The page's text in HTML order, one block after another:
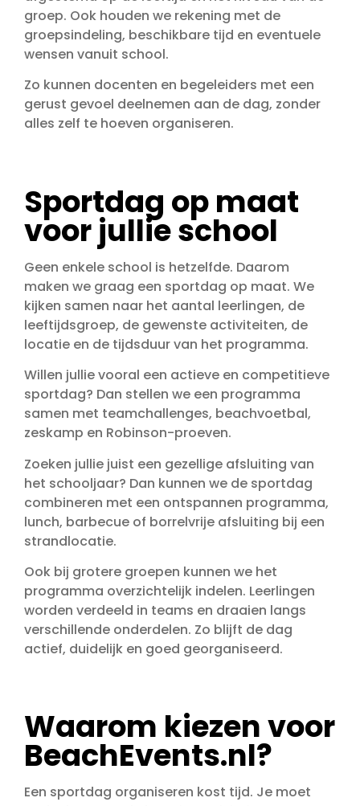
groep. Ook houden we rekening met de
groepsindeling, beschikbare tijd en eventuele
wensen vanuit school.
Zo kunnen docenten en begeleiders met een
gerust gevoel deelnemen aan de dag, zonder
alles zelf te hoeven organiseren.
Sportdag op maat
voor jullie school
Geen enkele school is hetzelfde. Daarom
maken we graag een sportdag op maat. We
kijken samen naar het aantal leerlingen, de
leeftijdsgroep, de gewenste activiteiten, de
locatie en de tijdsduur van het programma.
Willen jullie vooral een actieve en competitieve
sportdag? Dan stellen we een programma
samen met teamchallenges, beachvoetbal,
zeskamp en Robinson-proeven.
Zoeken jullie juist een gezellige afsluiting van
het schooljaar? Dan kunnen we de sportdag
combineren met een ontspannen programma,
lunch, barbecue of borrelvrije afsluiting bij een
strandlocatie.
Ook bij grotere groepen kunnen we het
programma overzichtelijk indelen. Leerlingen
worden verdeeld in teams en draaien langs
verschillende onderdelen. Zo blijft de dag
actief, duidelijk en goed georganiseerd.
Waarom kiezen voor
BeachEvents.nl?
Een sportdag organiseren kost tijd. Je moet